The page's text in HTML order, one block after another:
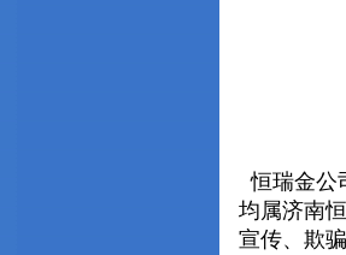
恒瑞金公
均属济南
宣传、欺